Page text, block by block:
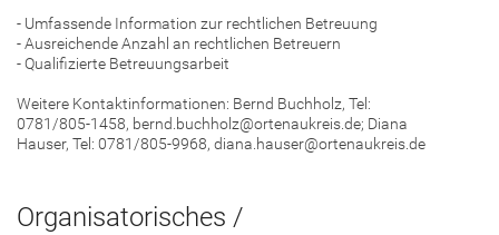
- Umfassende Information zur rechtlichen Betreuung
- Ausreichende Anzahl an rechtlichen Betreuern
- Qualifizierte Betreuungsarbeit
Weitere Kontaktinformationen: Bernd Buchholz, Tel:
0781/805-1458, bernd.buchholz@ortenaukreis.de; Diana
Hauser, Tel: 0781/805-9968, diana.hauser@ortenaukreis.de
Organisatorisches /